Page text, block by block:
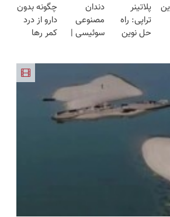
بدون نیاز به
دارو!
(◂پرسش‌نامه)
همیشه
خوب کنی؟
(◂پرسش‌نامه
درمنزل
درمانش کن
پلاتینر
تراپی: راه
حل نوین
دندان
مصنوعی
سوئیسی |
ویزیت
رایگان+پرداخت
اقساطی😍
چگونه بدون
دارو از درد
کمر رها
رو پرکن)